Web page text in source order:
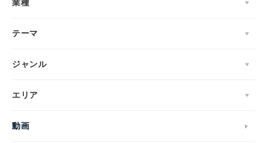
業種
テーマ
ジャンル
エリア
動画